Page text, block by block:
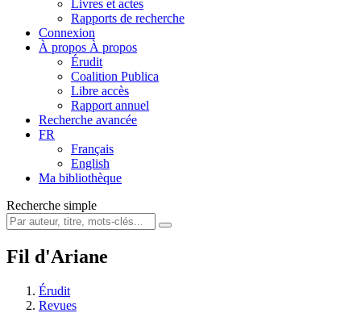
Livres et actes
Rapports de recherche
Connexion
À propos À propos
Érudit
Coalition Publica
Libre accès
Rapport annuel
Recherche avancée
FR
Français
English
Ma bibliothèque
Recherche simple
Fil d'Ariane
Érudit
Revues